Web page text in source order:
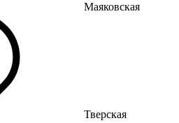
Маяковская
Тверская